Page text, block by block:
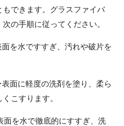
もできます。グラスファイバ
の手順に従ってください。
を水ですすぎ、汚れや破片を
面に軽度の洗剤を塗り、柔ら
こすります。
面を水で徹底的にすすぎ、洗